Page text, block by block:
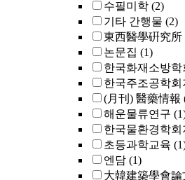
수필미학 (2)
기타 간행물 (2)
東西醫學硏究所
논문집 (1)
한국화재소방학
한국주조공학회
(月刊) 醫藥情報
해운물류연구
한국물환경학회
초등과학교육
엔담 (1)
大韓建築學會論